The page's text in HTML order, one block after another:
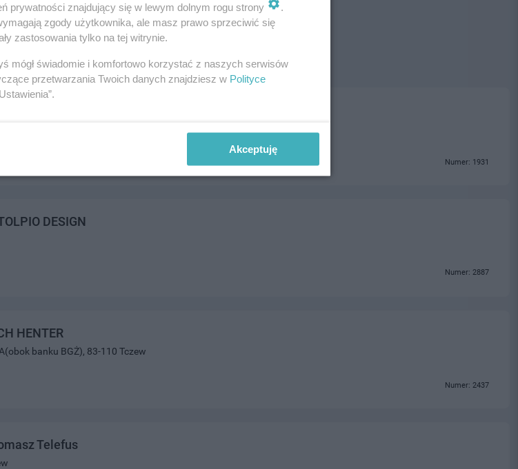
Numer: 1931
DESIGN
Numer: 2887
HENTER
banku BGŻ), 83-110 Tczew
Numer: 2437
Telefus
prywatności znajdujący się w lewym dolnym rogu strony
.
zgody użytkownika, ale masz prawo sprzeciwić się
zastosowania tylko na tej witrynie.
mógł świadomie i komfortowo korzystać z naszych serwisów
przetwarzania Twoich danych znajdziesz w Polityce
Akceptuję